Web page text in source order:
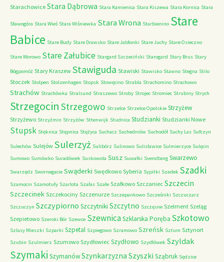
Starachowice Stara Dąbrowa Stara Kamienica Stara Kiszewa Stara Kornica Stara
Sławogóra Stara Wieś Stara Wiśniewka Stara Wrona Starbienino Stare
Babice Stare Budy Stare Drawsko Stare Jabłonki Stare Juchy Stare Osieczno
Stare Worowo Stare Załubice Stargard Szczeciński Starogard Stary Brus Stary
Bógpomóż Stary Kraszew Stawiguda Stawiski Stawisko Stawno Stegna Stilo
Stoczek Stolpen Stolzenhagen Stopsk Stowęcino Strabla Strachomino Strachowo
Strachów Strachówka Stralsund Straszewo Stroby Strojec Stromiec Strubiny Strych
Strzegocin Strzegowo Strzelce Strzelce Opolskie Strzyżew
Strzyżewo Strzyżmin Strzyżów Sttenwijk Studnica Studzianki Studzianki Nowe
Stupsk Stęknica Stępnica Stężyca Suchacz Suchedniów Suchodół Suchy Las Sufczyn
Sulechów Sulejów Sulerzyż Sulibórz Sulinowo Sulisławice Sulmierzyce Sulęcin
Sumowo Sumówko Suradówek Suskowola Susz Suwałki Svendborg Swarzewo
Swarzędz Swornegacie Swąderki Swędkowo Syberia Sypitki Szadek Szadki
Szamocin Szamotuły Szarlota Szałas Szałe Szałkowo Szczaniec Szczecin
Szczecinek Szczekociny Szczenurze Szczepankowo Szcześniki Szczuczarz
Szczuczyn Szczypiorno Szczytniki Szczytno Szczęsne Szelment Szeląg
Szepietowo Szeroki Bór Szewce SzewnicaSzklarska Poręba Szkotowo
Szlasy Mieszki Szparki Szpetal Szpiegowo Szramowo Szreńsk Sztum Sztynort
Szubin Szulmierz Szumowo Szydłowiec Szydłowo Szydłówek Szyldak
Szymaki SzymanówSzynkarzyzna Szyszki Sząbruk Sędzice